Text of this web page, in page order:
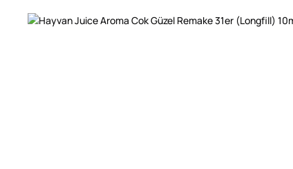
Bildergalerie überspringen